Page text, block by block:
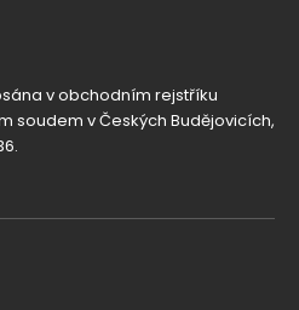
v obchodním rejstříku
soudem v Českých Budějovicích,